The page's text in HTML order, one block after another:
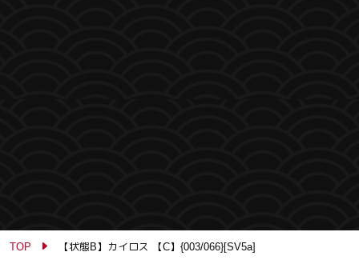
TOP 【状態B】カイロス 【C】{003/066}[SV5a]